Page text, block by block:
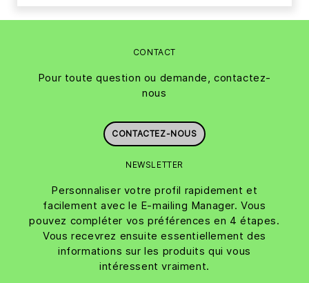
CONTACT
Pour toute question ou demande, contactez-
nous
CONTACTEZ-NOUS
NEWSLETTER
Personnaliser votre profil rapidement et
facilement avec le E-mailing Manager. Vous
pouvez compléter vos préférences en 4 étapes.
Vous recevrez ensuite essentiellement des
informations sur les produits qui vous
intéressent vraiment.